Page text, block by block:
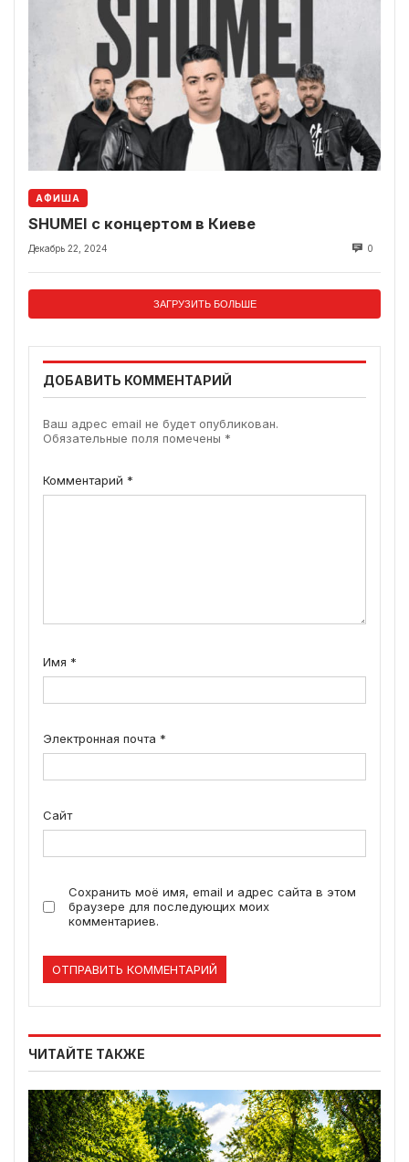
АФИША
SHUMEI с концертом в Киеве
Декабрь 22, 2024 0
ЗАГРУЗИТЬ БОЛЬШЕ
ДОБАВИТЬ КОММЕНТАРИЙ
Ваш адрес email не будет опубликован.
Обязательные поля помечены *
Комментарий *
Имя *
Электронная почта *
Сайт
Сохранить моё имя, email и адрес сайта в этом
браузере для последующих моих
комментариев.
ЧИТАЙТЕ ТАКЖЕ